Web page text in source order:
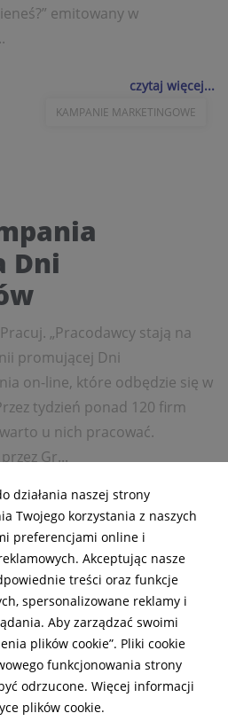
emitowany w
czytaj więcej...
KAMPANIE MARKETINGOWE
Dni
„Pracodawcy stają na
promującej Dni
on-line, które odbędzie się w
tydzień ponad 120 firm
u nich pracować.
Gr...
czytaj więcej...
MARKETINGOWE SHOWCASE
WYDARZENIA ON-LINE
działania naszej strony
Twojego korzystania z naszych
preferencjami online i
Akceptując nasze
treści oraz funkcje
spersonalizowane reklamy i
Aby zarządzać swoimi
plików cookie”. Pliki cookie
funkcjonowania strony
odrzucone. Więcej informacji
plików cookie.